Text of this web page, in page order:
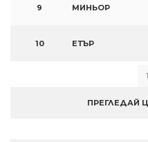
9 МИНЬОР
10 ЕТЪР
1
ПРЕГЛЕДАЙ